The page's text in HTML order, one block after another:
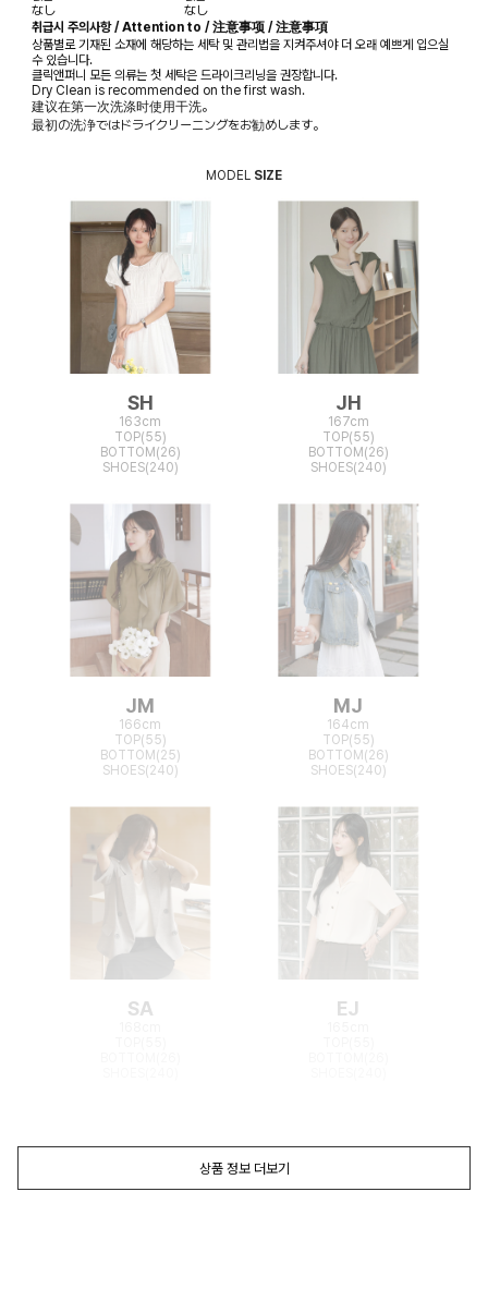
なし
なし
취급시 주의사항 / Attention to / 注意事项 / 注意事項
상품별로 기재된 소재에 해당하는 세탁 및 관리법을 지켜주셔야 더 오래 예쁘게 입으실
수 있습니다.
클릭앤퍼니 모든 의류는 첫 세탁은 드라이크리닝을 권장합니다.
Dry Clean is recommended on the first wash.
建议在第一次洗涤时使用干洗。
最初の洗浄ではドライクリーニングをお勧めします。
MODEL SIZE
SH
163cm
TOP(55)
BOTTOM(26)
SHOES(240)
JH
167cm
TOP(55)
BOTTOM(26)
SHOES(240)
JM
166cm
TOP(55)
BOTTOM(25)
SHOES(240)
MJ
164cm
TOP(55)
BOTTOM(26)
SHOES(240)
SA EJ
상품 정보 더보기